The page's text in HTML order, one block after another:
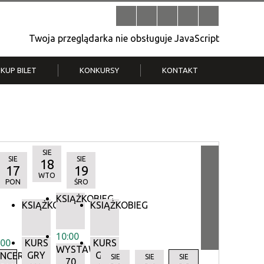
Twoja przeglądarka nie obsługuje JavaScript
KUP BILET KONKURSY KONTAKT
SIE
17
PON
KSIĄŻKOBIEG
KURS
GRY
SIE
18
WTO
KSIĄŻKOBIEG
10:00
WYSTAWA:
70
SIE
19
ŚRO
KSIĄŻKOBIEG
KURS
GRYSIE SIE SIE